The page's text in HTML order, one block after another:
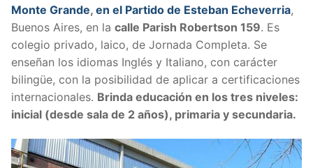
Monte Grande, en el Partido de Esteban Echeverria,
Buenos Aires, en la calle Parish Robertson 159. Es
colegio privado, laico, de Jornada Completa. Se
enseñan los idiomas Inglés y Italiano, con carácter
bilingüe, con la posibilidad de aplicar a certificaciones
internacionales. Brinda educación en los tres niveles:
inicial (desde sala de 2 años), primaria y secundaria.